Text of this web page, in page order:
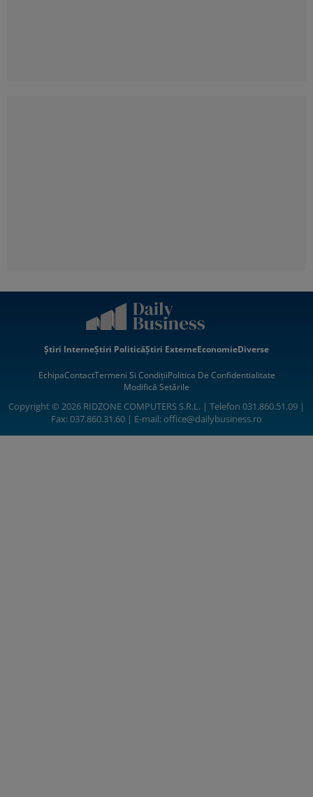
Știri InterneȘtiri PoliticăȘtiri ExterneEconomieDiverse
EchipaContactTermeni Si CondițiiPolitica De Confidentialitate
Modifică Setările
Copyright © 2026 RIDZONE COMPUTERS S.R.L. | Telefon 031.860.51.09 |
Fax: 037.860.31.60 | E-mail:office@dailybusiness.ro